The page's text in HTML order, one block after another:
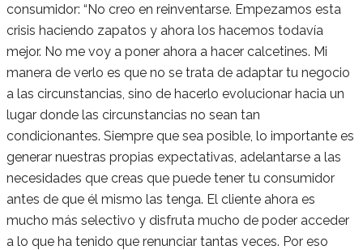
consumidor: “No creo en reinventarse. Empezamos esta
crisis haciendo zapatos y ahora los hacemos todavía
mejor. No me voy a poner ahora a hacer calcetines. Mi
manera de verlo es que no se trata de adaptar tu negocio
a las circunstancias, sino de hacerlo evolucionar hacia un
lugar donde las circunstancias no sean tan
condicionantes. Siempre que sea posible, lo importante es
generar nuestras propias expectativas, adelantarse a las
necesidades que creas que puede tener tu consumidor
antes de que él mismo las tenga. El cliente ahora es
mucho más selectivo y disfruta mucho de poder acceder
a lo que ha tenido que renunciar tantas veces. Por eso